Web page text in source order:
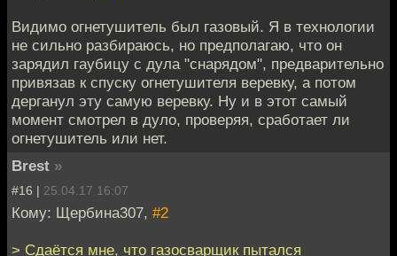
Видимо огнетушитель был газовый. Я в технологии
не сильно разбираюсь, но предполагаю, что он
зарядил гаубицу с дула "снарядом", предварительно
привязав к спуску огнетушителя веревку, а потом
дерганул эту самую веревку. Ну и в этот самый
момент смотрел в дуло, проверяя, сработает ли
огнетушитель или нет.
Brest »
#16 | 25.04.17 16:07
Кому: Щербина307, #2
> Сдаётся мне, что газосварщик пытался